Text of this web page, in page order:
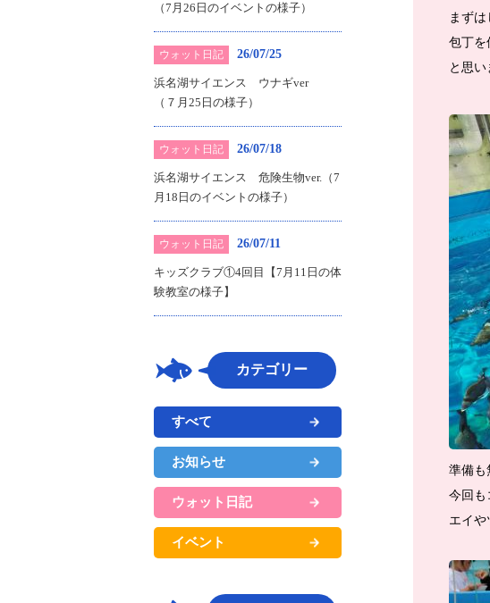
まず
包丁を
と思
準備も
今回も
エイ
（7月26日のイベントの様子）
ウォット日記 26/07/25
浜名湖サイエンス ウナギver
（７月25日の様子）
ウォット日記 26/07/18
浜名湖サイエンス 危険生物ver.（7
月18日のイベントの様子）
ウォット日記 26/07/11
キッズクラブ①4回目【7月11日の体
験教室の様子】
カテゴリー
すべて
お知らせ
ウォット日記
イベント